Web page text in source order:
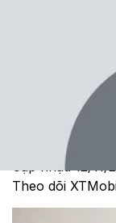
Cảm biến
8 Pro có
Cam Ngoan
Ngày đăng:
Cập nhật:12/11/
Theo dõi